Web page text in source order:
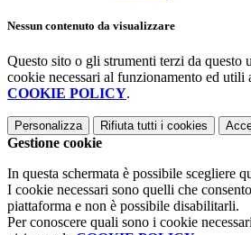
Nessun contenuto da visualizzare
Questo sito o gli strumenti terzi da questo
cookie necessari al funzionamento ed
COOKIE POLICY.
Personalizza Rifiuta tutti i cookies
Gestione cookie
In questa schermata è possibile scegliere
I cookie necessari sono quelli che
piattaforma e non è possibile disabilitarli.
Per conoscere quali sono i cookie